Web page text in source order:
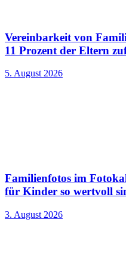
Vereinbarkeit von
11 Prozent der Eltern
5. August 2026
Familienfotos im
für Kinder so wertvoll
3. August 2026